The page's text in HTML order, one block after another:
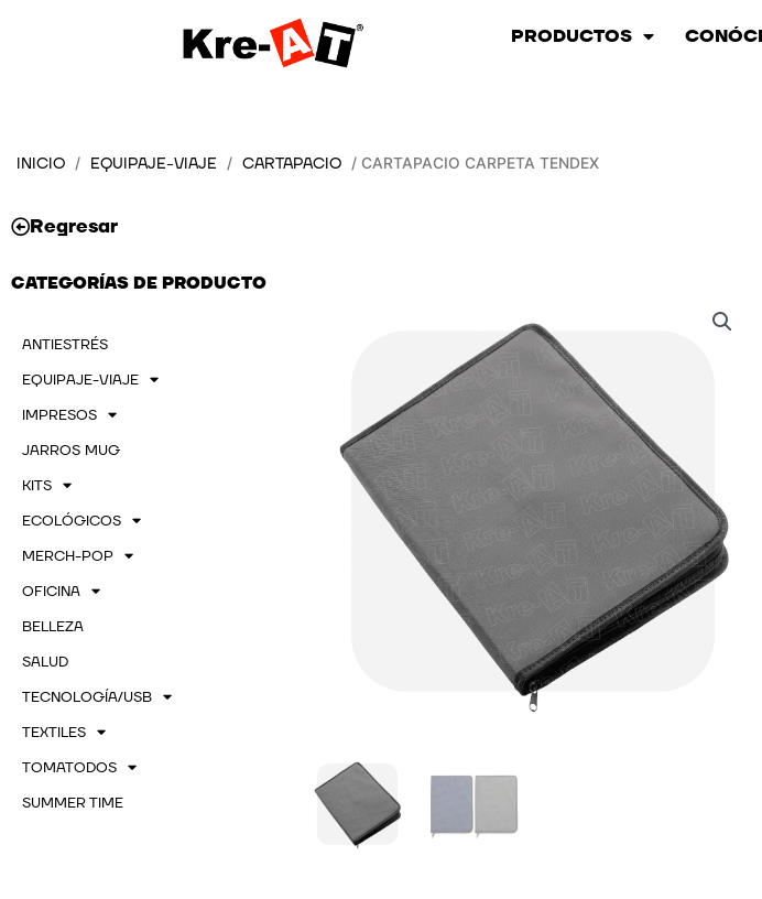
PRODUCTOS
INICIO / EQUIPAJE-VIAJE / CARTAPACIO / CARTAPACIO CARPETA TENDEX
Regresar
CATEGORÍAS DE PRODUCTO
ANTIESTRÉS
EQUIPAJE-VIAJE
IMPRESOS
JARROS MUG
KITS
ECOLÓGICOS
MERCH-POP
OFICINA
BELLEZA
SALUD
TECNOLOGÍA/USB
TEXTILES
TOMATODOS
SUMMER TIME